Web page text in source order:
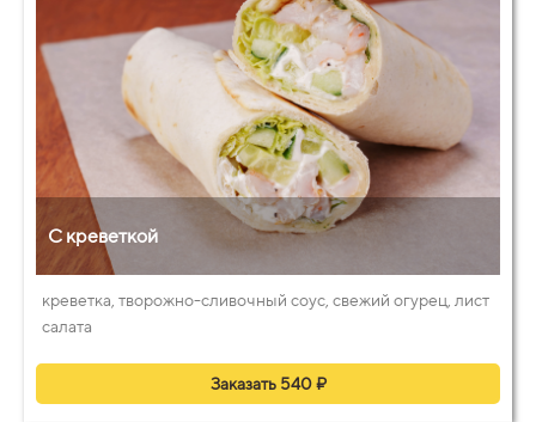
С креветкой
креветка, творожно-сливочный соус, свежий огурец, лист
салата
Заказать 540 ₽